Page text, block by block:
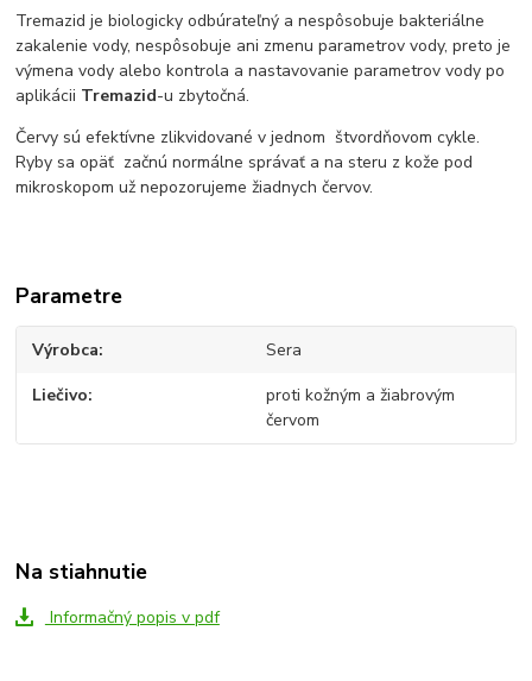
Tremazid je biologicky odbúrateľný a nespôsobuje bakteriálne
zakalenie vody, nespôsobuje ani zmenu parametrov vody, preto je
výmena vody alebo kontrola a nastavovanie parametrov vody po
aplikácii Tremazid-u zbytočná.
Červy sú efektívne zlikvidované v jednom štvordňovom cykle.
Ryby sa opäť začnú normálne správať a na steru z kože pod
mikroskopom už nepozorujeme žiadnych červov.
Parametre
Výrobca Sera
Liečivo
proti kožným a žiabrovým
červom
Na stiahnutie
Informačný popis v pdf